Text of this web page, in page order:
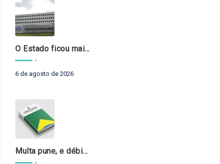
O Estado ficou mais complexo. O controle precisa acompanhar
6 de agosto de 2026
Multa pune, e débito recompõe. § 3º do art. 71 da Constituição: um problema de legística formal